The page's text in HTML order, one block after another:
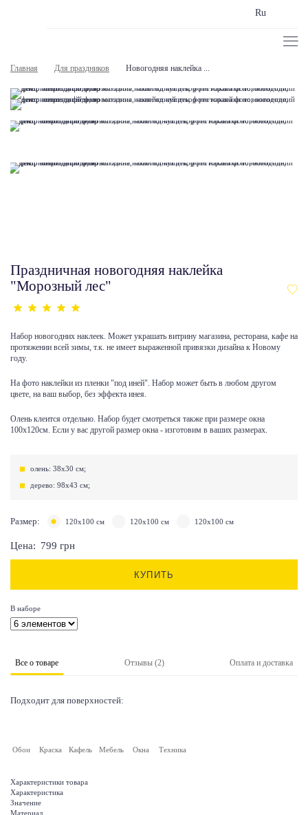
Ru
Главная Для праздников Новогодняя наклейка ...
Праздничная новогодняя наклейка
"Морозный лес"
Набор новогодних наклеек. Может украшать витрину магазина, ресторана, кафе на
протяжении всей зимы, т.к. не имеет выраженной привязки дизайна к Новому
году.
На фото наклейки из пленки "под иней". Набор может быть в любом другом
цвете, на ваш выбор, без эффекта инея.
Олень клеится отдельно. Набор будет смотреться также при размере окна
100х120см. Если у вас другой размер окна - изготовим в ваших размерах.
олень: 38х30 см;
дерево: 98х43 см;
Размер: 120х100 см 120х100 см 120х100 см
Цена: 799 грн
КУПИТЬ
В наборе
Все о товаре Отзывы (2) Оплата и доставка
Подходит для поверхностей:
Обои Краска Кафель Мебель Окна Техника
Характеристики товара
Характеристика
Значение
Материал